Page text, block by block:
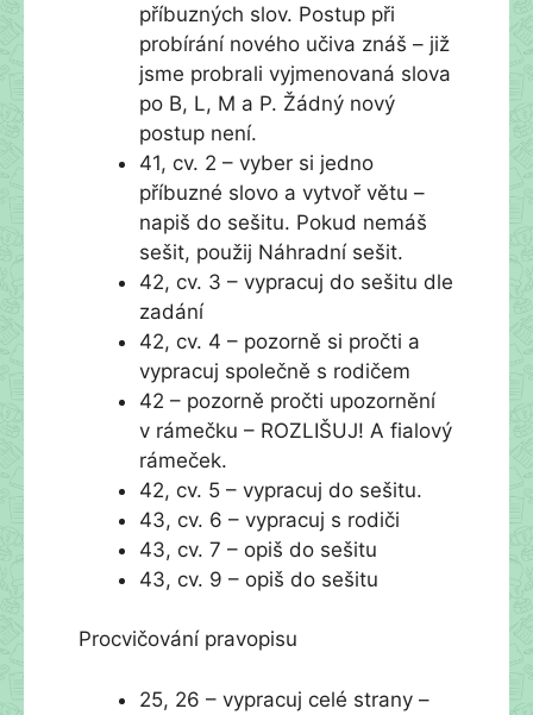
příbuzných slov. Postup při
probírání nového učiva znáš – již
jsme probrali vyjmenovaná slova
po B, L, M a P. Žádný nový
postup není.
41, cv. 2 – vyber si jedno
příbuzné slovo a vytvoř větu –
napiš do sešitu. Pokud nemáš
sešit, použij Náhradní sešit.
42, cv. 3 – vypracuj do sešitu dle
zadání
42, cv. 4 – pozorně si pročti a
vypracuj společně s rodičem
42 – pozorně pročti upozornění
v rámečku – ROZLIŠUJ! A fialový
rámeček.
42, cv. 5 – vypracuj do sešitu.
43, cv. 6 – vypracuj s rodiči
43, cv. 7 – opiš do sešitu
43, cv. 9 – opiš do sešitu
Procvičování pravopisu
25, 26 – vypracuj celé strany –